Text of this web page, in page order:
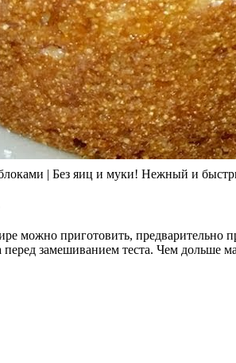
| Без яиц и муки! Нежный и
можно приготовить, предварительно
замешиванием теста. Чем дольше